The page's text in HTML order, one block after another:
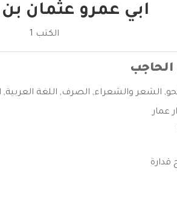
ابي عمرو عثمان
الكتب 1
الحاجب
, الشعر والشعراء, الصرف, اللغة العربية,
عمار
قدارة